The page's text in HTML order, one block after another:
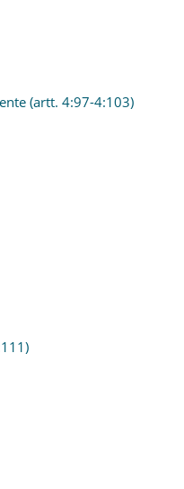
(artt. 4:97-4:103)